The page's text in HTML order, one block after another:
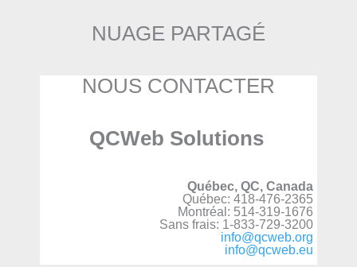
NUAGE PARTAGÉ
NOUS CONTACTER
QCWeb Solutions
Québec, QC, Canada
Québec: 418-476-2365
Montréal: 514-319-1676
Sans frais: 1-833-729-3200
info@qcweb.org
info@qcweb.eu